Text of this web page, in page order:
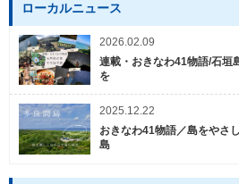
ローカルニュース
2026.02.09
連載・おきなわ41物語/石垣
を
2025.12.22
おきなわ41物語／島をやさ
島